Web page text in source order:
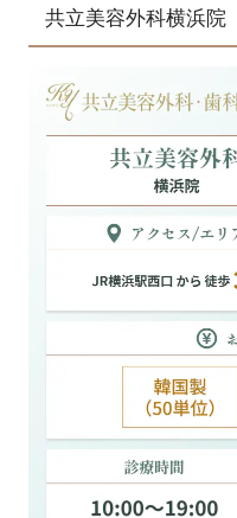
共立美容外科横浜院